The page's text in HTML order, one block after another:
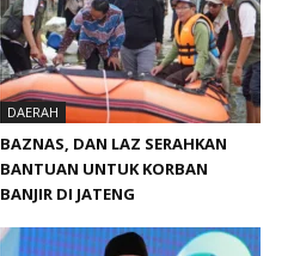
DAERAH
BAZNAS, DAN LAZ SERAHKAN
BANTUAN UNTUK KORBAN
BANJIR DI JATENG